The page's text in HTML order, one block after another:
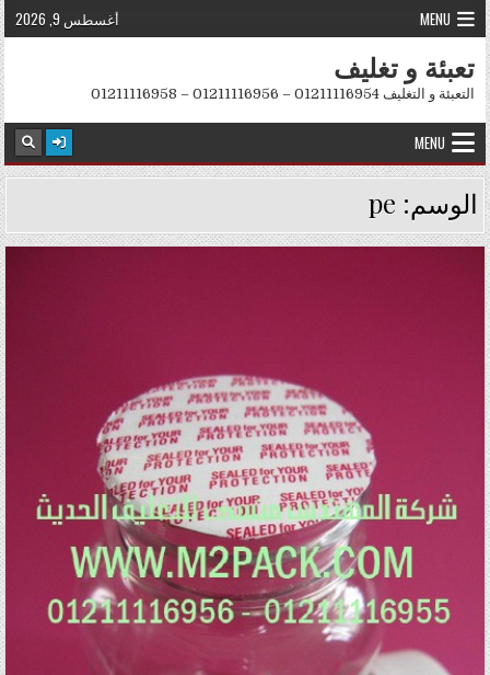
Skip to content
MENU أغسطس 9, 2026
تعبئة و تغليف
التعبئة و التغليف 01211116954 – 01211116956 – 01211116958
MENU
الوسم: pe